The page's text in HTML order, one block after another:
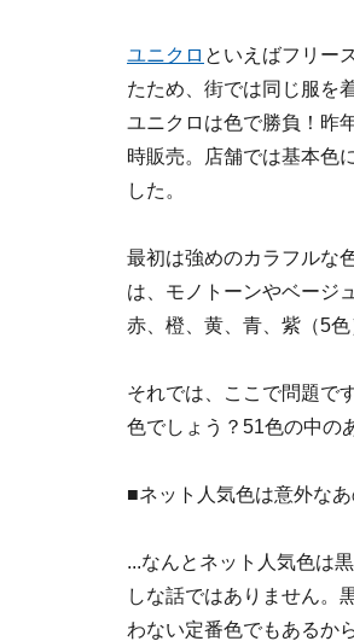
ユニクロ といえばフリー
たため、街では同じ服を
ユニクロは色で勝負！昨
時販売。店舗では基本色
した。
最初は強めのカラフルな
は、モノトーンやベージ
赤、橙、黄、青、紫（5色
それでは、ここで問題で
色でしょう？51色の中の
■ネット人気色は意外なあ
...なんとネット人気色は
しな話ではありません。
わない定番色でもあるか